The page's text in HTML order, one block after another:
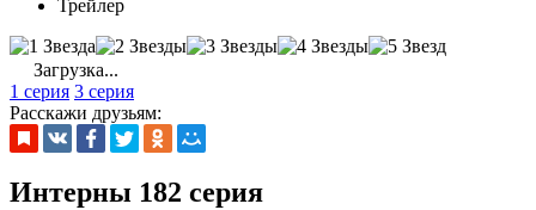
Трейлер
Загрузка...
1 серия 3 серия
Расскажи друзьям:
Интерны 182 серия